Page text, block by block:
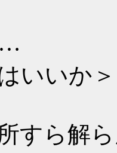
いいか
すら解